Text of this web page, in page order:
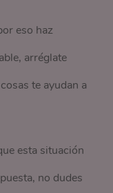
eso haz
arréglate
te ayudan a
esta situación
no dudes